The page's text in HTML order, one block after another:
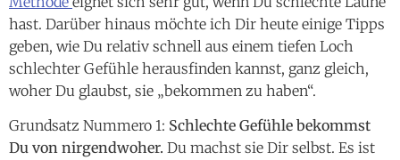
hast. Darüber hinaus möchte ich Dir heute einige Tipps
geben, wie Du relativ schnell aus einem tiefen Loch
schlechter Gefühle herausfinden kannst, ganz gleich,
woher Du glaubst, sie „bekommen zu haben“.
Grundsatz Nummero 1: Schlechte Gefühle bekommst
Du von nirgendwoher. Du machst sie Dir selbst. Es ist